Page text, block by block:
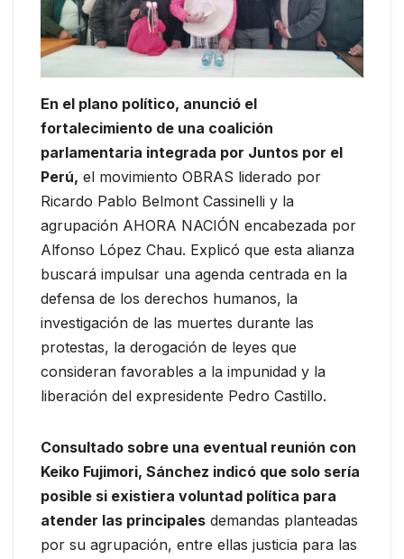
En el plano político, anunció el
fortalecimiento de una coalición
parlamentaria integrada por Juntos por el
Perú, el movimiento OBRAS liderado por
Ricardo Pablo Belmont Cassinelli y la
agrupación AHORA NACIÓN encabezada por
Alfonso López Chau. Explicó que esta alianza
buscará impulsar una agenda centrada en la
defensa de los derechos humanos, la
investigación de las muertes durante las
protestas, la derogación de leyes que
consideran favorables a la impunidad y la
liberación del expresidente Pedro Castillo.
Consultado sobre una eventual reunión con
Keiko Fujimori, Sánchez indicó que solo sería
posible si existiera voluntad política para
atender las principales demandas planteadas
por su agrupación, entre ellas justicia para las